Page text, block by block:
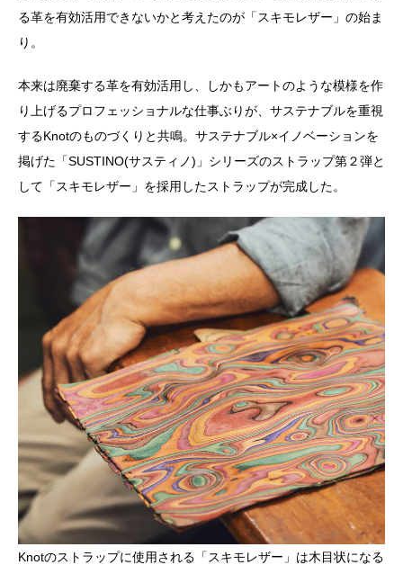
る革を有効活用できないかと考えたのが「スキモレザー」の始ま
り。
本来は廃棄する革を有効活用し、しかもアートのような模様を作
り上げるプロフェッショナルな仕事ぶりが、サステナブルを重視
するKnotのものづくりと共鳴。サステナブル×イノベーションを
掲げた「SUSTINO(サスティノ)」シリーズのストラップ第２弾と
して「スキモレザー」を採用したストラップが完成した。
Knotのストラップに使用される「スキモレザー」は木目状になる